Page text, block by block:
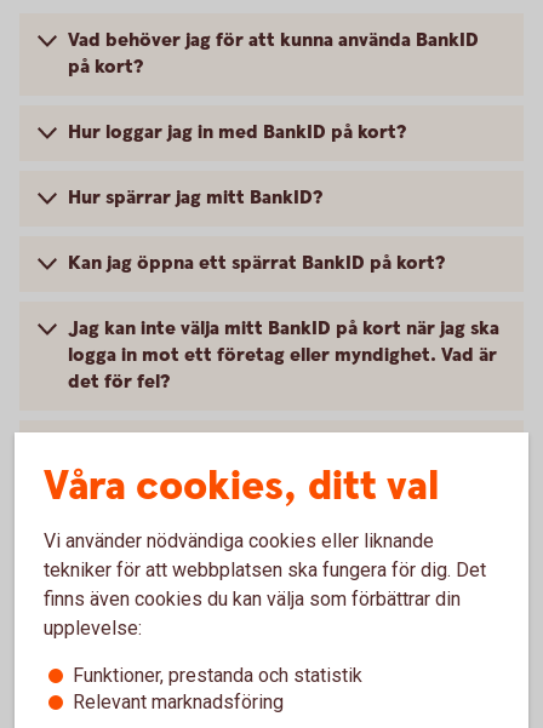
Vad behöver jag för att kunna använda BankID
på kort?
Hur loggar jag in med BankID på kort?
Hur spärrar jag mitt BankID?
Kan jag öppna ett spärrat BankID på kort?
Jag kan inte välja mitt BankID på kort när jag ska
logga in mot ett företag eller myndighet. Vad är
det för fel?
att gå ut?
Hur länge gäller BankID på kort?
Hur byter jag lösenord (PIN-kod) på mitt BankID
på kort?
Jag har glömt mitt lösenord. Vad ska jag göra?
Våra cookies, ditt val
Vi använder nödvändiga cookies eller liknande
tekniker för att webbplatsen ska fungera för dig. Det
finns även cookies du kan välja som förbättrar din
upplevelse:
Funktioner, prestanda och statistik
Relevant marknadsföring